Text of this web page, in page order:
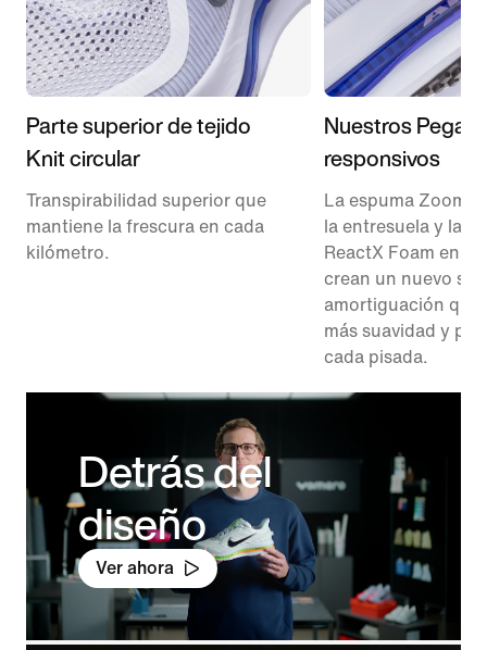
Parte superior de tejido
Knit circular
Transpirabilidad superior que
mantiene la frescura en cada
kilómetro.
Nuestros
responsivos
La espuma ZoomX
la entresuela y la
ReactX Foam en el
crean un nuevo
amortiguación que
más suavidad y
cada pisada.
Detrás del
diseño
Ver ahora